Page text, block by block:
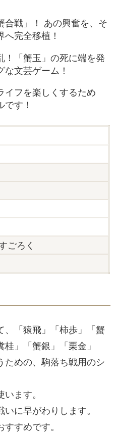
合戦」！ あの興奮を、そ
完全移植！
！「蟹玉」の死に端を発
文芸ゲーム！
イフを楽しくするため
す！
ごろく
、「猿飛」「柿歩」「蟹
」「蟹銀」「栗金」
ための、駒落ち戦用のシ
ます。
に早がわりします。
すめです。